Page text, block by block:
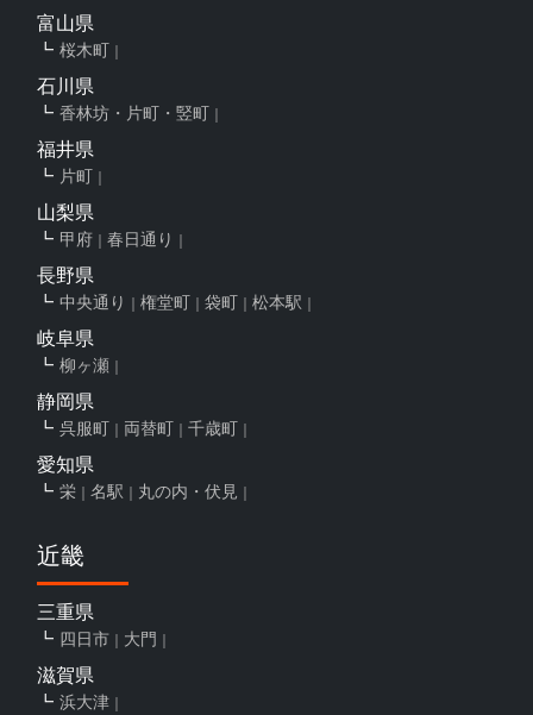
富山県
桜木町
石川県
香林坊・片町・竪町
福井県
片町
山梨県
甲府 春日通り
長野県
中央通り 権堂町 袋町 松本駅
岐阜県
柳ヶ瀬
静岡県
呉服町 両替町 千歳町
愛知県
栄 名駅 丸の内・伏見
近畿
三重県
四日市 大門
滋賀県
浜大津